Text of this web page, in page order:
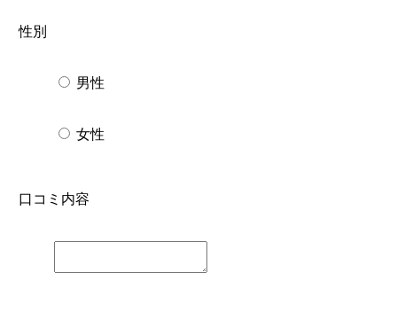
性別
男性
女性
口コミ内容